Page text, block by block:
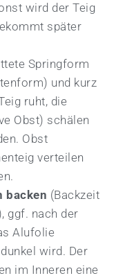
wird der Teig
später
Springform
und kurz
ruht, die
Obst) schälen
Obst
verteilen
backen (Backzeit
ggf. nach der
Alufolie
wird. Der
im Inneren eine